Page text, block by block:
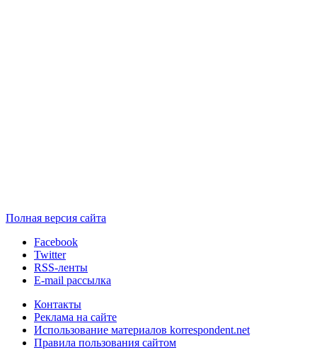
Полная версия сайта
Facebook
Twitter
RSS-ленты
E-mail рассылка
Контакты
Реклама на сайте
Использование материалов korrespondent.net
Правила пользования сайтом